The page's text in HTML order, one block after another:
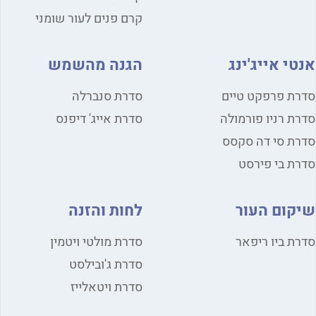
קרם פנים לעור שומני
אייג'ינג
פרפקט טיים
רניו פורמולה
סי דה סקסס
בי פירסט
העור
ביו ריפאר
הגנה מהשמש
סדרת סנברלה
סדרת אייג' דיפנס
לחות והזנה
סדרת מולטי ויטמין
סדרת ג'ובילסט
סדרת ויטאלייז